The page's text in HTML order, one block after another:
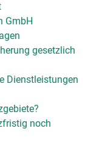
GmbH
gesetzlich
Dienstleistungen
noch